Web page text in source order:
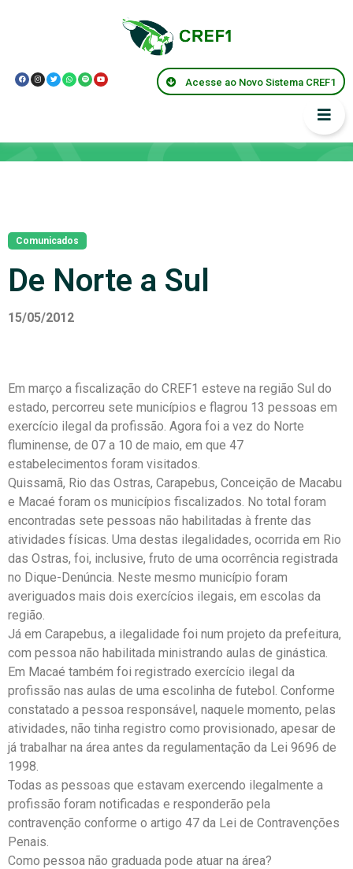
Acesse ao Novo Sistema CREF1
Comunicados
De Norte a Sul
15/05/2012
Em março a fiscalização do CREF1 esteve na região Sul do
estado, percorreu sete municípios e flagrou 13 pessoas em
exercício ilegal da profissão. Agora foi a vez do Norte
fluminense, de 07 a 10 de maio, em que 47
estabelecimentos foram visitados.
Quissamã, Rio das Ostras, Carapebus, Conceição de Macabu
e Macaé foram os municípios fiscalizados. No total foram
encontradas sete pessoas não habilitadas à frente das
atividades físicas. Uma destas ilegalidades, ocorrida em Rio
das Ostras, foi, inclusive, fruto de uma ocorrência registrada
no Dique-Denúncia. Neste mesmo município foram
averiguados mais dois exercícios ilegais, em escolas da
região.
Já em Carapebus, a ilegalidade foi num projeto da prefeitura,
com pessoa não habilitada ministrando aulas de ginástica.
Em Macaé também foi registrado exercício ilegal da
profissão nas aulas de uma escolinha de futebol. Conforme
constatado a pessoa responsável, naquele momento, pelas
atividades, não tinha registro como provisionado, apesar de
já trabalhar na área antes da regulamentação da Lei 9696 de
1998.
Todas as pessoas que estavam exercendo ilegalmente a
profissão foram notificadas e responderão pela
contravenção conforme o artigo 47 da Lei de Contravenções
Penais.
Como pessoa não graduada pode atuar na área?